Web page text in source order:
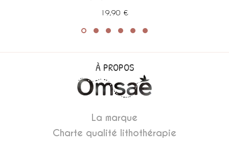
19,90 €
À PROPOS
La marque
Charte qualité lithothérapie